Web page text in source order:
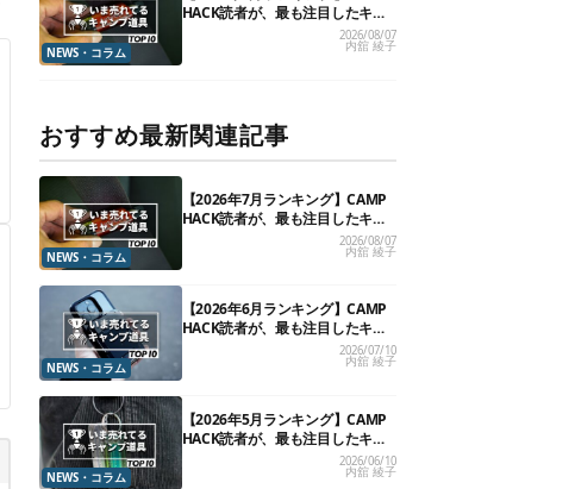
NEWS・コラム
HACK読者が、最も注目したキャ
2026/08/07
内舘 綾子
おすすめ最新関連記事
NEWS・コラム
【2026年7月ランキング】CAMP
HACK読者が、最も注目したキャ
2026/08/07
内舘 綾子
NEWS・コラム
【2026年6月ランキング】CAMP
HACK読者が、最も注目したキャ
2026/07/10
内舘 綾子
NEWS・コラム
【2026年5月ランキング】CAMP
HACK読者が、最も注目したキャ
ンプ道具TOP10
2026/06/10
内舘 綾子